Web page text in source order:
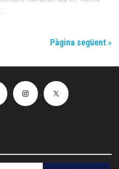
Pàgina següent »